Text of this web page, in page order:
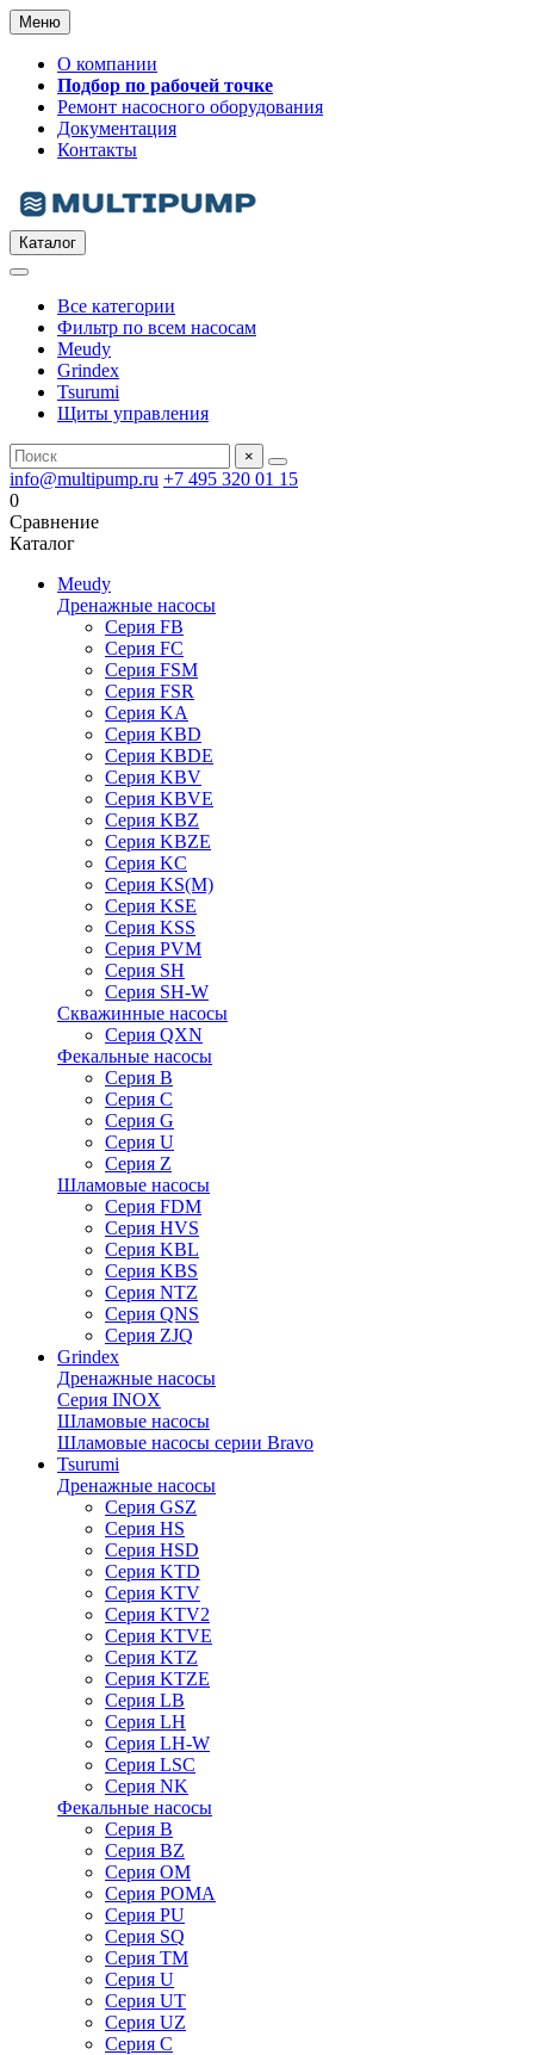
Меню
О компании
Подбор по рабочей точке
Ремонт насосного оборудования
Документация
Контакты
Каталог
Все категории
Фильтр по всем насосам
Meudy
Grindex
Tsurumi
Щиты управления
×
info@multipump.ru +7 495 320 01 15
0
Сравнение
Каталог
Meudy
Дренажные насосы
Серия FB
Серия FC
Серия FSM
Серия FSR
Серия KA
Серия KBD
Серия KBDE
Серия KBV
Серия KBVE
Серия KBZ
Серия KBZE
Серия KC
Серия KS(M)
Серия KSE
Серия KSS
Серия PVM
Серия SH
Серия SH-W
Скважинные насосы
Серия QXN
Фекальные насосы
Серия B
Серия C
Серия G
Серия U
Серия Z
Шламовые насосы
Серия FDM
Серия HVS
Серия KBL
Серия KBS
Серия NTZ
Серия QNS
Серия ZJQ
Grindex
Дренажные насосы
Серия INOX
Шламовые насосы
Шламовые насосы серии Bravo
Tsurumi
Дренажные насосы
Серия GSZ
Серия HS
Серия HSD
Серия KTD
Серия KTV
Серия KTV2
Серия KTVE
Серия KTZ
Серия KTZE
Серия LB
Серия LH
Серия LH-W
Серия LSC
Серия NK
Фекальные насосы
Серия B
Серия BZ
Серия OM
Серия POMA
Серия PU
Серия SQ
Серия TM
Серия U
Серия UT
Серия UZ
Серия С